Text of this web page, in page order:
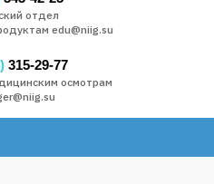
отдел
edu@niig.su
315-29-77
осмотрам